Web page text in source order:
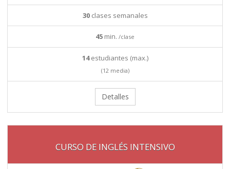
30clases semanales
45 min. /clase
14estudiantes (max.)
(12 media)
Detalles
CURSO DE INGLÉS INTENSIVO